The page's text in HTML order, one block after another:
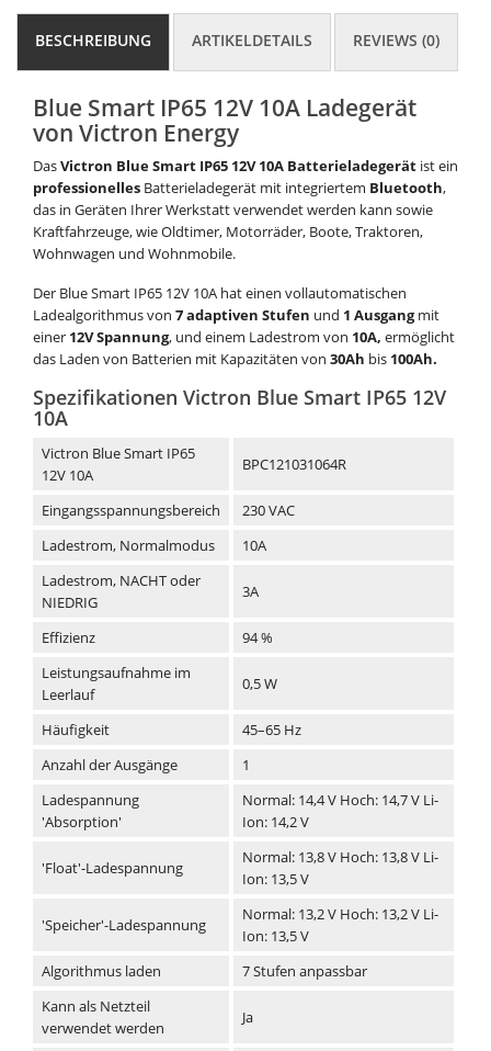
BESCHREIBUNG ARTIKELDETAILS REVIEWS (0)
Blue Smart IP65 12V 10A Ladegerät
von Victron Energy
DasVictron Blue Smart IP65 12V 10A Batterieladegerät ist ein
professionelles Batterieladegerät mit integriertem Bluetooth,
das in Geräten Ihrer Werkstatt verwendet werden kann sowie
Kraftfahrzeuge, wie Oldtimer, Motorräder, Boote, Traktoren,
Wohnwagen und Wohnmobile.
Der Blue Smart IP65 12V 10A hat einen vollautomatischen
Ladealgorithmus von 7 adaptiven Stufen und 1 Ausgangmit
einer 12V Spannung, und einem Ladestrom von 10A, ermöglicht
das Laden von Batterien mit Kapazitäten von 30Ah bis 100Ah.
Spezifikationen Victron Blue Smart IP65 12V
10A
Victron Blue Smart IP65
12V 10A
BPC121031064R
Eingangsspannungsbereich
230 VAC
Ladestrom, Normalmodus
10A
Ladestrom, NACHT oder
NIEDRIG
3A
Effizienz
94 %
Leistungsaufnahme im
Leerlauf
0,5 W
Häufigkeit
45–65 Hz
Anzahl der Ausgänge
1
Ladespannung
'Absorption'
Normal: 14,4 V Hoch: 14,7 V Li-
Ion: 14,2 V
'Float'-Ladespannung
Normal: 13,8 V Hoch: 13,8 V Li-
Ion: 13,5 V
'Speicher'-Ladespannung
Normal: 13,2 V Hoch: 13,2 V Li-
Ion: 13,5 V
Algorithmus laden
7 Stufen anpassbar
Kann als Netzteil
verwendet werden
Ja